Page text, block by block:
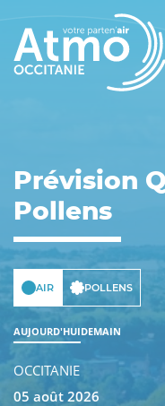
Prévision
Pollens
AIR POLLENS
AUJOURD'HUIDEMAIN
OCCITANIE
05 août 2026
Panneau de gestion des